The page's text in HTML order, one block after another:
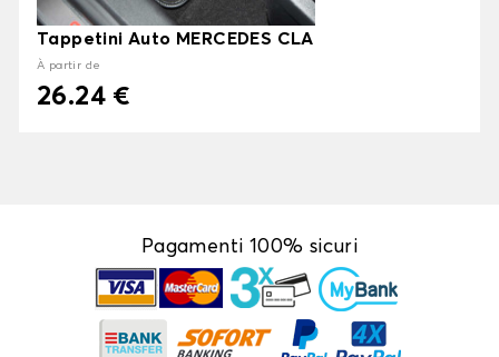
Tappetini Auto MERCEDES CLA
À partir de
26.24 €
Pagamenti 100% sicuri